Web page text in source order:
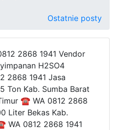
Ostatnie posty
2868 1941 Vendor
H2SO4
2868 1941 Jasa
Ton Kab. Sumba Barat
☎ WA 0812 2868
Liter Bekas Kab.
WA 0812 2868 1941